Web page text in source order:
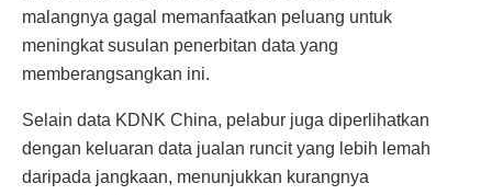
malangnya gagal memanfaatkan peluang untuk
meningkat susulan penerbitan data yang
memberangsangkan ini.
Selain data KDNK China, pelabur juga diperlihatkan
dengan keluaran data jualan runcit yang lebih lemah
daripada jangkaan, menunjukkan kurangnya